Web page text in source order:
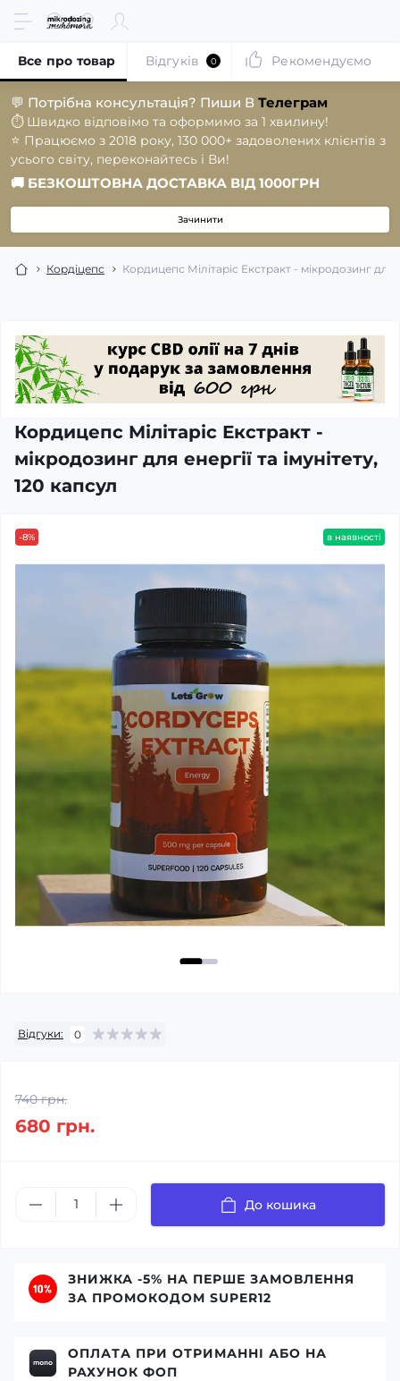
💬 Потрібна консультація? Пиши В Телеграм
⏱️ Швидко відповімо та оформимо за 1 хвилину!
⭐️ Працюємо з 2018 року, 130 000+ задоволених клієнтів з
усього світу, переконайтесь і Ви!
🚚 БЕЗКОШТОВНА ДОСТАВКА ВІД 1000ГРН
Зачинити
Кордіцепс Кордицепс Мілітаріс Екстракт - мікродозинг для
Кордицепс Мілітаріс Екстракт -
мікродозинг для енергії та імунітету,
120 капсул
Все про товар Відгуків 0 Рекомендуємо
-8% в наявності
Відгуки: 0
740 грн.
680 грн.
До кошика
ЗНИЖКА -5% НА ПЕРШЕ ЗАМОВЛЕННЯ
ЗА ПРОМОКОДОМ SUPER12
ОПЛАТА ПРИ ОТРИМАННІ АБО НА
РАХУНОК ФОП